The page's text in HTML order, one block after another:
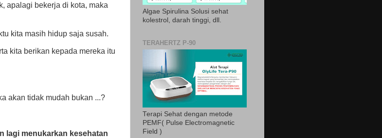
apalagi bekerja di kota, maka
kita masih hidup saja susah.
kita berikan kepada mereka itu
akan tidak mudah bukan ...?
lagi menukarkan kesehatan
Algae Spirulina Solusi sehat
kolestrol, darah tinggi, dll.
TERAHERTZ P-90
Terapi Sehat dengan metode
PEMF( Pulse Electromagnetic
Field )